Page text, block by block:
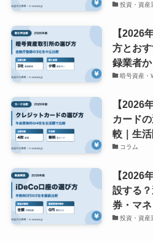
投資・資産
【2026
方とお
録業者
暗号資産・
【2026
カード
較｜生
コラム
【2026
設する
券・マ
投資・資産